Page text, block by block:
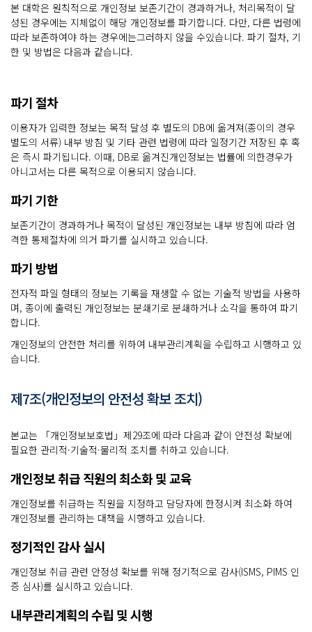
본 대학은 원칙적으로 개인정보 보존기간이 경과하거나, 처리목적이 달
성된 경우에는 지체없이 해당 개인정보를 파기합니다. 다만, 다른 법령에
따라 보존하여야 하는 경우에는그러하지 않을 수있습니다. 파기 절차, 기
한 및 방법은 다음과 같습니다.
파기 절차
이용자가 입력한 정보는 목적 달성 후 별도의 DB에 옮겨져(종이의 경우
별도의 서류) 내부 방침 및 기타 관련 법령에 따라 일정기간 저장된 후 혹
은 즉시 파기됩니다. 이때, DB로 옮겨진개인정보는 법률에 의한경우가
아니고서는 다른 목적으로 이용되지 않습니다.
파기 기한
보존기간이 경과하거나 목적이 달성된 개인정보는 내부 방침에 따라 엄
격한 통제절차에 의거 파기를 실시하고 있습니다.
파기 방법
전자적 파일 형태의 정보는 기록을 재생할 수 없는 기술적 방법을 사용하
며, 종이에 출력된 개인정보는 분쇄기로 분쇄하거나 소각을 통하여 파기
합니다.
개인정보의 안전한 처리를 위하여 내부관리계획을 수립하고 시행하고 있
습니다.
제7조(개인정보의 안전성 확보 조치)
본교는 「개인정보보호법」제29조에 따라 다음과 같이 안전성 확보에
필요한 관리적·기술적·물리적 조치를 취하고 있습니다.
개인정보 취급 직원의 최소화 및 교육
개인정보를 취급하는 직원을 지정하고 담당자에 한정시켜 최소화 하여
개인정보를 관리하는 대책을 시행하고 있습니다.
정기적인 감사 실시
개인정보 취급 관련 안정성 확보를 위해 정기적으로 감사(ISMS, PIMS 인
증 심사)를 실시하고 있습니다.
내부관리계획의 수립 및 시행